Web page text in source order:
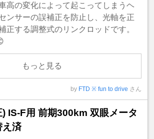
高の変化によって起こってしまうヘ
ンサーの誤補正を防止し、光軸を正
正する調整式のリンクロッドです。
もっと見る
by FTD ※ fun to drive さん
) IS-F用 前期300km 双眼メータ
え済